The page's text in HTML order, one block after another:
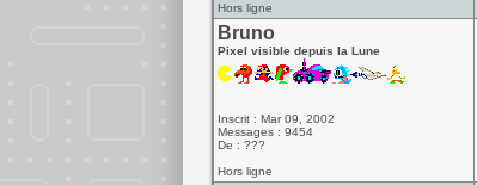
Hors ligne
Bruno
Pixel visible depuis la Lune
Inscrit : Mar 09, 2002
Messages : 9454
De : ???
Hors ligne